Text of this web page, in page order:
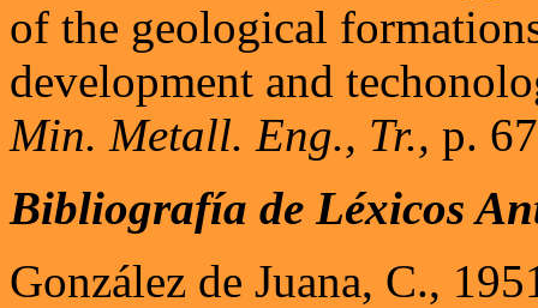
of the geological
development and
Min. Metall. Eng., Tr., p.
Bibliografía de Léxicos
González de Juana, C.,